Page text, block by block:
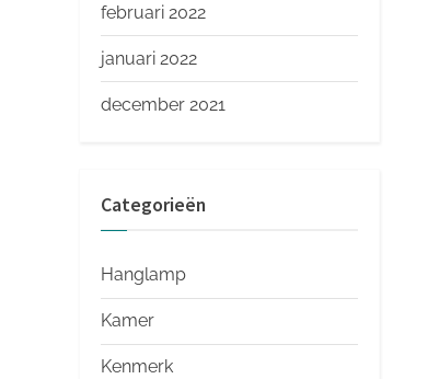
februari 2022
januari 2022
december 2021
Categorieën
Hanglamp
Kamer
Kenmerk